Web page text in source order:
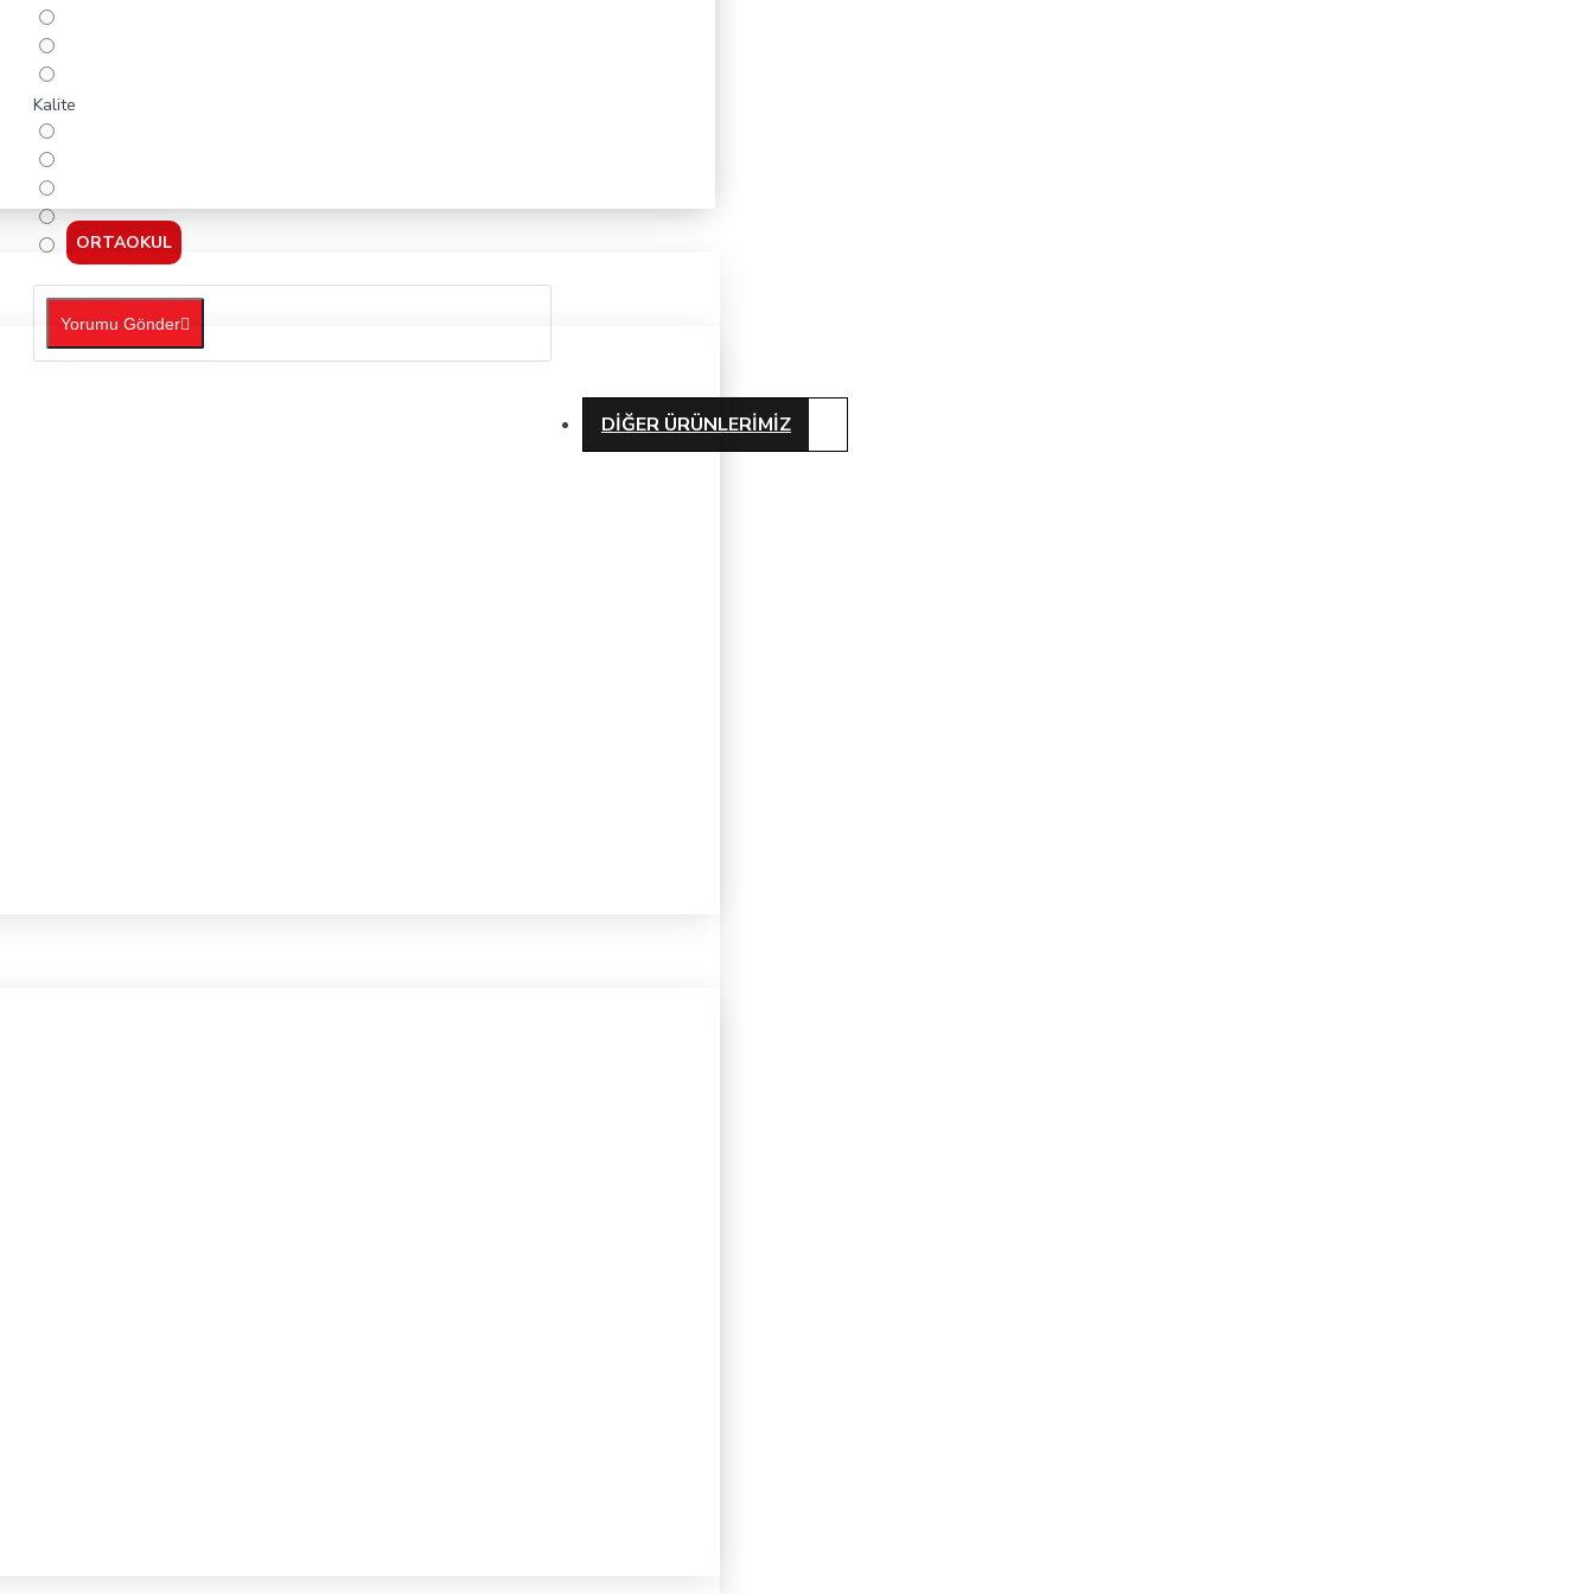
ORTAOKUL
Kalite
Yorumu Gönder
DIĞER ÜRÜNLERIMIZ